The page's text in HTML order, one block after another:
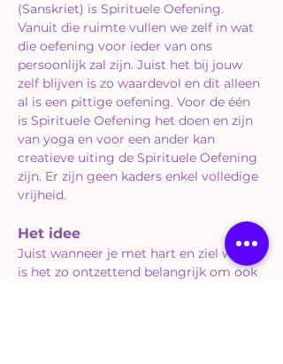
(Sanskriet) is Spirituele Oefening.
Vanuit die ruimte vullen we zelf in wat
die oefening voor ieder van ons
persoonlijk zal zijn. Juist het bij jouw
zelf blijven is zo waardevol en dit alleen
al is een pittige oefening. Voor de één
is Spirituele Oefening het doen en zijn
van yoga en voor een ander kan
creatieve uiting de Spirituele Oefening
zijn. Er zijn geen kaders enkel volledige
vrijheid.
Het idee
Juist wanneer je met hart en ziel werkt
is het zo ontzettend belangrijk om ook